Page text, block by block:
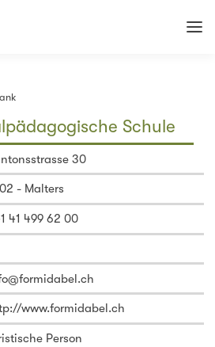
Schule
30
- Malters
41 499 62 00
www.formidabel.ch
Person